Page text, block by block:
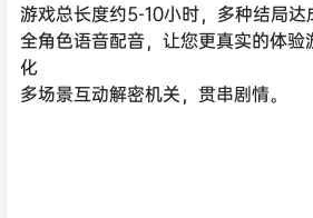
游戏总长度约5-10小时，多种结局达
全角色语音配音，让您更真实的体验
化
多场景互动解密机关，贯串剧情。